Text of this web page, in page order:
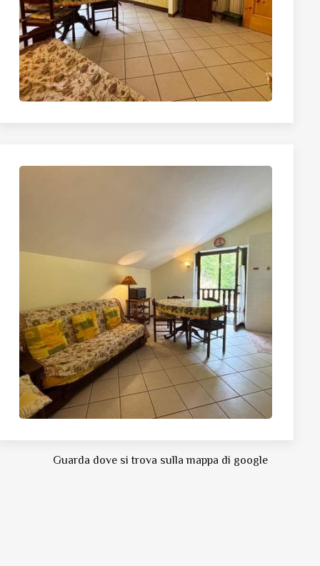
Guarda dove si trova sulla mappa di google